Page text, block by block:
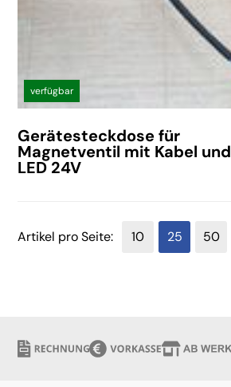
verfügbar
Gerätesteckdose für
Magnetventil mit Kabel und
LED 24V
Artikel pro Seite: 10 25 50